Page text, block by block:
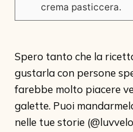
crema pasticcera.
Spero tanto che la
gustarla con persone
farebbe molto piacere
galette. Puoi
nelle tue storie